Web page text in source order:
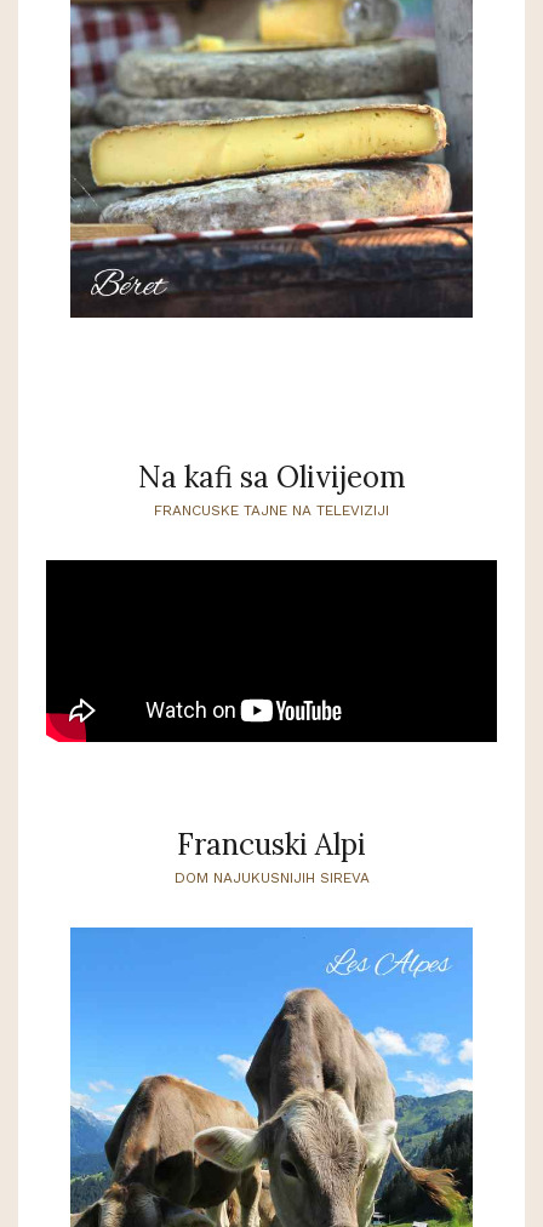
Na kafi sa Olivijeom
FRANCUSKE TAJNE NA TELEVIZIJI
Francuski Alpi
DOM NAJUKUSNIJIH SIREVA